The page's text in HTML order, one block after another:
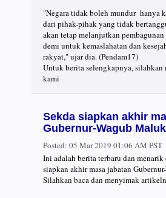
"Negara tidak boleh mundur hanya
dari pihak-pihak yang tidak
akan tetap melanjutkan
demi untuk kemaslahatan dan
rakyat," ujar dia. (Pendam17)
Untuk berita selengkapnya, silahkan
kami
Sekda siapkan akhir
Gubernur-Wagub
Posted: 05 Mar 2019 01:06 AM PST
Ini adalah berita terbaru dan
siapkan akhir masa jabatan
Silahkan baca dan menyimak